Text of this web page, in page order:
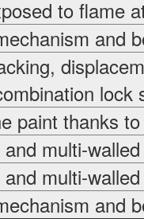
to flame
and
paint thanks
multi-
multi-
and